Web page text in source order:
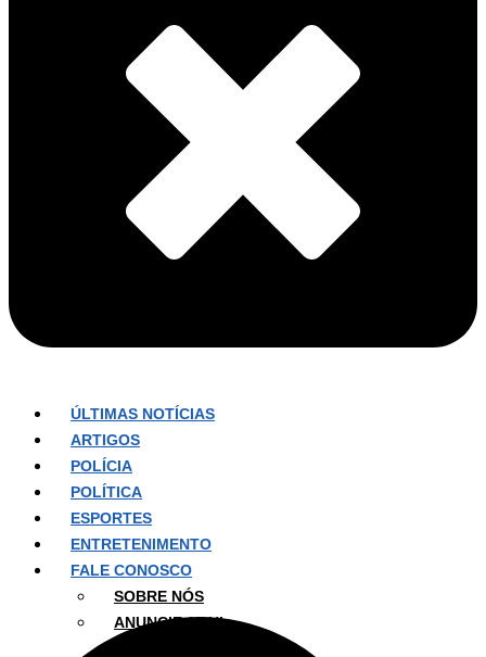
ÚLTIMAS NOTÍCIAS
ARTIGOS
POLÍCIA
POLÍTICA
ESPORTES
ENTRETENIMENTO
FALE CONOSCO
SOBRE NÓS
ANUNCIE AQUI